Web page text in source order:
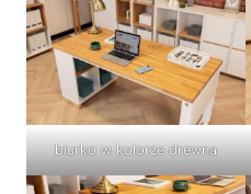
biurko w kolorze drewna